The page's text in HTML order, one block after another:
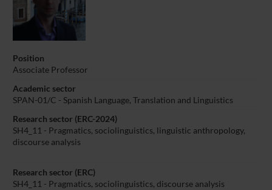
Position
Associate Professor
Academic sector
SPAN-01/C - Spanish Language, Translation and Linguistics
Research sector (ERC-2024)
SH4_11 - Pragmatics, sociolinguistics, linguistic anthropology,
discourse analysis
Research sector (ERC)
SH4_11 - Pragmatics, sociolinguistics, discourse analysis